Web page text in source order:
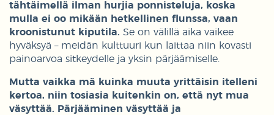
tähtäimellä ilman hurjia ponnisteluja, koska
mulla ei oo mikään hetkellinen flunssa, vaan
kroonistunut kiputila. Se on välillä aika vaikee
hyväksyä – meidän kulttuuri kun laittaa niin kovasti
painoarvoa sitkeydelle ja yksin pärjäämiselle.
Mutta vaikka mä kuinka muuta yrittäisin itelleni
kertoa, niin tosiasia kuitenkin on, että nyt mua
väsyttää. Pärjääminen väsyttää ja